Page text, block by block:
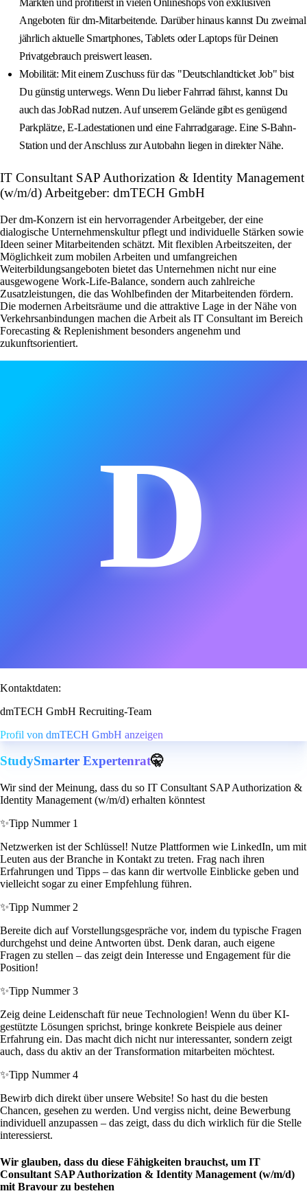
Märkten und profitierst in vielen Onlineshops von exklusiven
Angeboten für dm-Mitarbeitende. Darüber hinaus kannst Du zweimal
jährlich aktuelle Smartphones, Tablets oder Laptops für Deinen
Privatgebrauch preiswert leasen.
Mobilität: Mit einem Zuschuss für das "Deutschlandticket Job" bist
Du günstig unterwegs. Wenn Du lieber Fahrrad fährst, kannst Du
auch das JobRad nutzen. Auf unserem Gelände gibt es genügend
Parkplätze, E-Ladestationen und eine Fahrradgarage. Eine S-Bahn-
Station und der Anschluss zur Autobahn liegen in direkter Nähe.
IT Consultant SAP Authorization & Identity Management
(w/m/d) Arbeitgeber: dmTECH GmbH
Der dm‑Konzern ist ein hervorragender Arbeitgeber, der eine
dialogische Unternehmenskultur pflegt und individuelle Stärken sowie
Ideen seiner Mitarbeitenden schätzt. Mit flexiblen Arbeitszeiten, der
Möglichkeit zum mobilen Arbeiten und umfangreichen
Weiterbildungsangeboten bietet das Unternehmen nicht nur eine
ausgewogene Work-Life-Balance, sondern auch zahlreiche
Zusatzleistungen, die das Wohlbefinden der Mitarbeitenden fördern.
Die modernen Arbeitsräume und die attraktive Lage in der Nähe von
Verkehrsanbindungen machen die Arbeit als IT Consultant im Bereich
Forecasting & Replenishment besonders angenehm und
zukunftsorientiert.
D
Kontaktdaten:
dmTECH GmbH Recruiting-Team
Profil von dmTECH GmbH anzeigen
StudySmarter Expertenrat🤫
Wir sind der Meinung, dass du so IT Consultant SAP Authorization &
Identity Management (w/m/d) erhalten könntest
✨Tipp Nummer 1
Netzwerken ist der Schlüssel! Nutze Plattformen wie LinkedIn, um mit
Leuten aus der Branche in Kontakt zu treten. Frag nach ihren
Erfahrungen und Tipps – das kann dir wertvolle Einblicke geben und
vielleicht sogar zu einer Empfehlung führen.
✨Tipp Nummer 2
Bereite dich auf Vorstellungsgespräche vor, indem du typische Fragen
durchgehst und deine Antworten übst. Denk daran, auch eigene
Fragen zu stellen – das zeigt dein Interesse und Engagement für die
Position!
✨Tipp Nummer 3
Zeig deine Leidenschaft für neue Technologien! Wenn du über KI-
gestützte Lösungen sprichst, bringe konkrete Beispiele aus deiner
Erfahrung ein. Das macht dich nicht nur interessanter, sondern zeigt
auch, dass du aktiv an der Transformation mitarbeiten möchtest.
✨Tipp Nummer 4
Bewirb dich direkt über unsere Website! So hast du die besten
Chancen, gesehen zu werden. Und vergiss nicht, deine Bewerbung
individuell anzupassen – das zeigt, dass du dich wirklich für die Stelle
interessierst.
Wir glauben, dass du diese Fähigkeiten brauchst, um IT
Consultant SAP Authorization & Identity Management (w/m/d)
mit Bravour zu bestehen